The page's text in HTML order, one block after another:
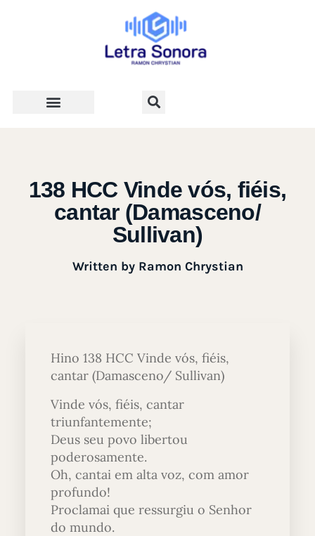
138 HCC Vinde vós, fiéis,
cantar (Damasceno/
Sullivan)
Written byRamon Chrystian
Hino 138 HCC Vinde vós, fiéis,
cantar (Damasceno/ Sullivan)
Vinde vós, fiéis, cantar
triunfantemente;
Deus seu povo libertou
poderosamente.
Oh, cantai em alta voz, com amor
profundo!
Proclamai que ressurgiu o Senhor
do mundo.